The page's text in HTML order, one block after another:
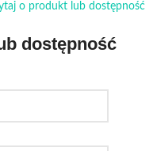
o produkt lub dostępność
dostępność